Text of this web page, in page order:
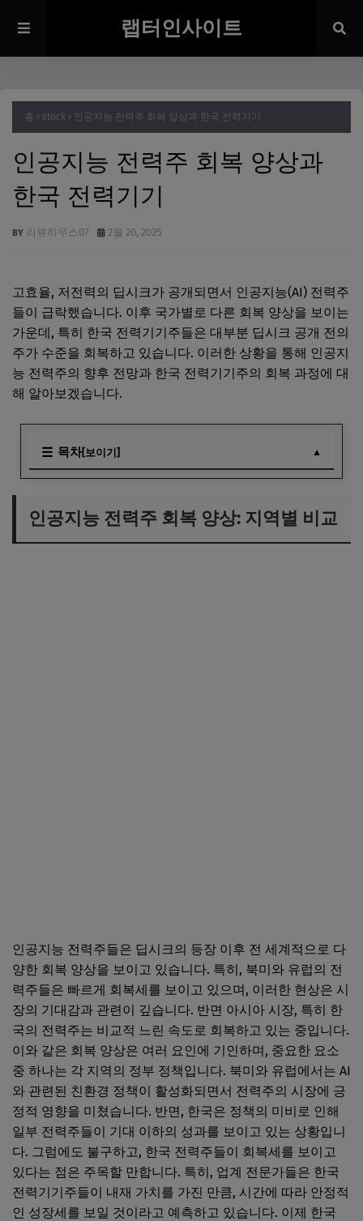
랩터인사이트
홈 stock 인공지능 전력주 회복 양상과 한국 전력기기
인공지능 전력주 회복 양상과
한국 전력기기
리뷰하우스07 2월 20, 2025
고효율, 저전력의 딥시크가 공개되면서 인공지능(AI) 전력주
들이 급락했습니다. 이후 국가별로 다른 회복 양상을 보이는
가운데, 특히 한국 전력기기주들은 대부분 딥시크 공개 전의
주가 수준을 회복하고 있습니다. 이러한 상황을 통해 인공지
능 전력주의 향후 전망과 한국 전력기기주의 회복 과정에 대
해 알아보겠습니다.
목차[보이기]
한국 전력기기주: 잠재력의 발현
인공지능 전력주 회복 양상: 지역별 비교
인공지능 전력주들은 딥시크의 등장 이후 전 세계적으로 다
양한 회복 양상을 보이고 있습니다. 특히, 북미와 유럽의 전
력주들은 빠르게 회복세를 보이고 있으며, 이러한 현상은 시
장의 기대감과 관련이 깊습니다. 반면 아시아 시장, 특히 한
국의 전력주는 비교적 느린 속도로 회복하고 있는 중입니다.
이와 같은 회복 양상은 여러 요인에 기인하며, 중요한 요소
중 하나는 각 지역의 정부 정책입니다. 북미와 유럽에서는 AI
와 관련된 친환경 정책이 활성화되면서 전력주의 시장에 긍
정적 영향을 미쳤습니다. 반면, 한국은 정책의 미비로 인해
일부 전력주들이 기대 이하의 성과를 보이고 있는 상황입니
다. 그럼에도 불구하고, 한국 전력주들이 회복세를 보이고
있다는 점은 주목할 만합니다. 특히, 업계 전문가들은 한국
전력기기주들이 내재 가치를 가진 만큼, 시간에 따라 안정적
인 성장세를 보일 것이라고 예측하고 있습니다. 이제 한국